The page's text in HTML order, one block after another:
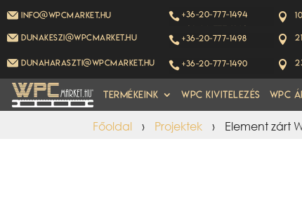
info@wpcmarket.hu  +36-20-777-1494
+36-20-777-1493

dunakeszi@wpcmarket.hu  +36-20-777-1498 
dunaharaszti@wpcmarket.hu  +36-20-777-1490 
Termékeink WPC kivitelezés WPC
Főoldal › Projektek › Element zárt